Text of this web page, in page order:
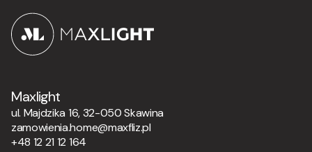
Maxlight
ul. Majdzika 16, 32-050 Skawina
zamowienia.home@maxfliz.pl
+48 12 21 12 164